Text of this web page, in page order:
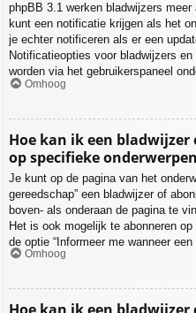
phpBB 3.1 werken bladwijzers
kunt een notificatie krijgen als het
je echter notificeren als er een
Notificatieopties voor bladwijzers
worden via het gebruikerspaneel
Omhoog
Hoe kan ik een
op specifieke
Je kunt op de pagina van het
gereedschap” een bladwijzer of
boven- als onderaan de pagina te
Het is ook mogelijk te abonneren
de optie “Informeer me wanneer
Omhoog